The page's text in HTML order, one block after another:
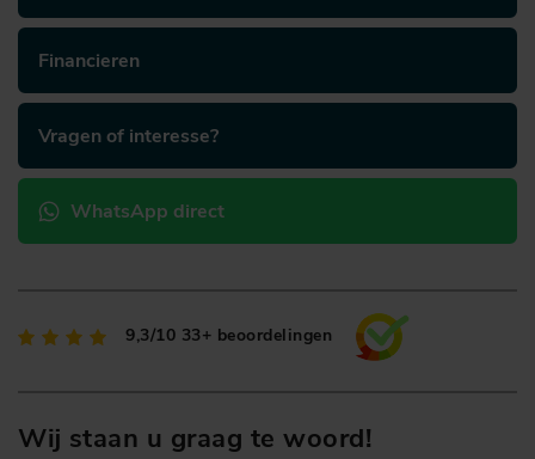
Financieren
Vragen of interesse?
WhatsApp direct
9,3/10 33+ beoordelingen
Wij staan u graag te woord!